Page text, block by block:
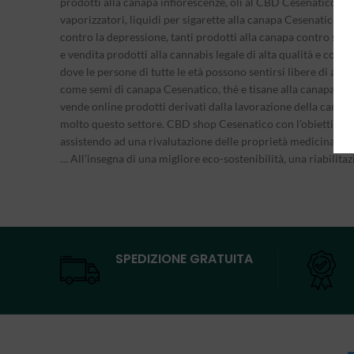
vaporizzatori, liquidi per sigarette alla canapa Cesenatico
contro la depressione, tanti prodotti alla canapa contro
e vendita prodotti alla cannabis legale di alta qualità e
dove le persone di tutte le età possono sentirsi libere di
come semi di canapa Cesenatico, thè e tisane alla canapa,
vende online prodotti derivati dalla lavorazione della
molto questo settore. CBD shop Cesenatico con
assistendo ad una rivalutazione delle proprietà medicinali
… All’insegna di una migliore eco-sostenibilità, una
SPEDIZIONE GRATUITA